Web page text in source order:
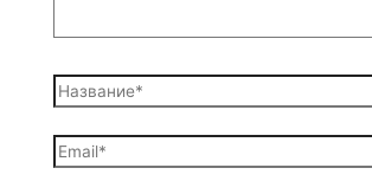
Название*
Email*